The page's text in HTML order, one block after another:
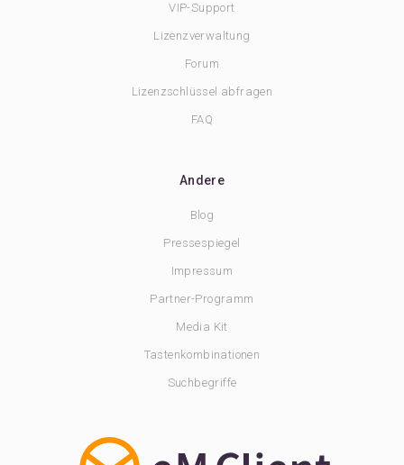
VIP-Support
Lizenzverwaltung
Forum
Lizenzschlüssel abfragen
FAQ
Andere
Blog
Pressespiegel
Impressum
Partner-Programm
Media Kit
Tastenkombinationen
Suchbegriffe